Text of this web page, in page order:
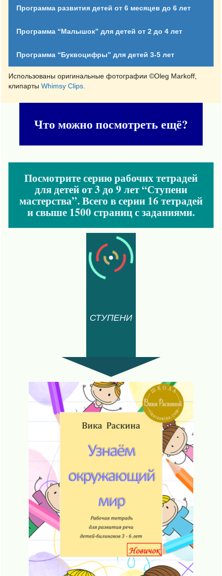
Программа развития детей от 6 месяцев до 6 лет
Программа “Малышок” для детей от 2 до 4 лет
Программа “Буквоцифры” для детей 3-5 лет
Использованы оригинальные фотографии ©Oleg Markoff,
клипарты Whimsy Clips.
Что можно посмотреть ещё?
Посмотрите серию рабочих тетрадей
для детей от 3 до 9 лет “Ступени
мастерства”. Всего в серии 16 тетрадей
и свыше 1500 страниц с заданиями.
СТУПЕНИ